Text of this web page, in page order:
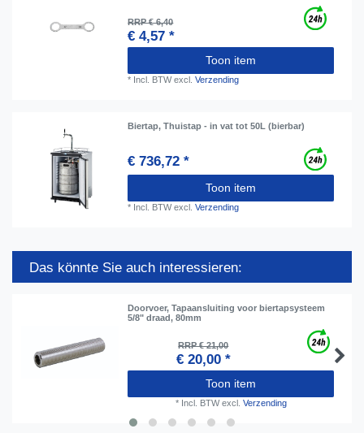
RRP € 6,40
€ 4,57 *
Toon item
* Incl. BTWexcl.Verzending
Biertap, Thuistap - in vat tot 50L (bierbar)
€ 736,72 *
Toon item
* Incl. BTWexcl.Verzending
Das könnte Sie auch interessieren:
Doorvoer, Tapaansluiting voor biertapsysteem
5/8" draad, 80mm
RRP € 21,00
€ 20,00 *
Toon item
* Incl. BTWexcl. Verzending